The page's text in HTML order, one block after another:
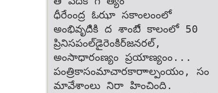
ధీరేంంద్ర ఓఝా సకాంలంంలో
అంభివృదిికి ద శాంబిే కాలంలో 50
ప్రినిసపంల్‌డైరెంకిర్‌జనరల్,
అంసాధారంణ్యం ప్రయాణ్యంం...
పంత్రికా‌సంమాచార‌కారాాల్పంయం,‌ సం
మావేశాంలు నిరా హించింది.